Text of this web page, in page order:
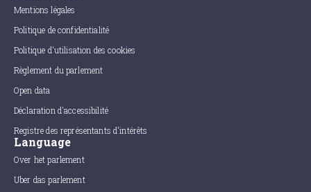
Mentions légales
Politique de confidentialité
Politique d'utilisation des cookies
Règlement du parlement
Open data
Déclaration d'accessibilité
Registre des représentants d'intérêts
Language
Over het parlement
Uber das parlement